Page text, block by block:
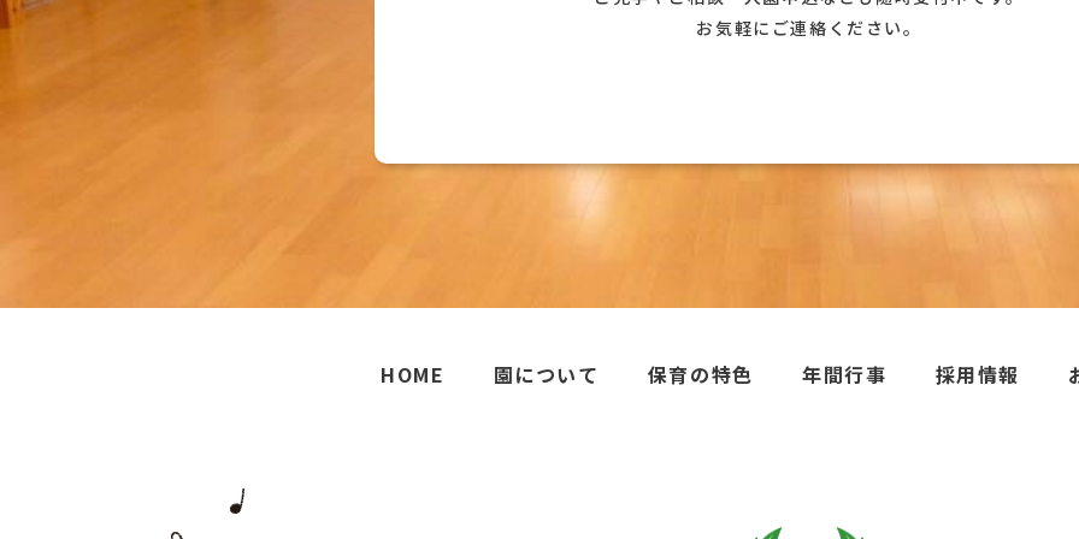
お気軽にご連絡ください。
HOME 園について 保育の特色 年間行事 採用情報